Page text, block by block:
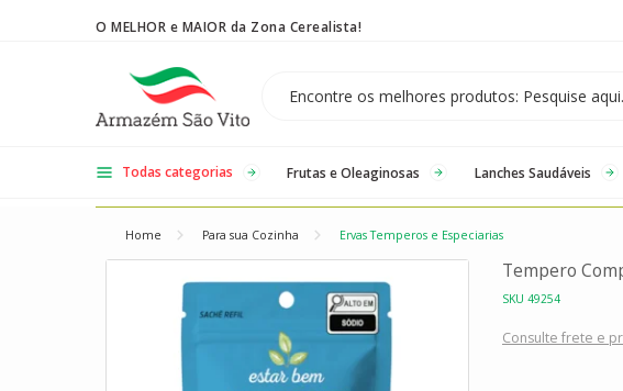
O MELHOR e MAIOR da Zona Cerealista!
Todas categorias Frutas e Oleaginosas Lanches Saudáveis
Home Para sua Cozinha Ervas Temperos e Especiarias
Tempero
SKU 49254
Consulte frete e